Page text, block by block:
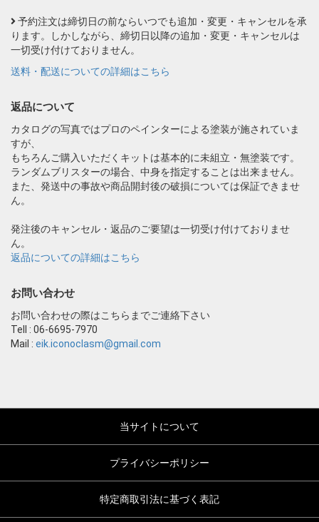
予約注文は締切日の前ならいつでも追加・変更・キャンセルを承
ります。しかしながら、締切日以降の追加・変更・キャンセルは
一切受け付けておりません。
送料・配送についての詳細はこちら
返品について
カタログの写真ではプロのペインターによる塗装が施されていま
すが、
もちろんご購入いただくキットは基本的に未組立・無塗装です。
ランダムブリスターの場合、中身を指定することは出来ません。
また、発送中の事故や商品開封後の破損については保証できませ
ん。
発注後のキャンセル・返品のご要望は一切受け付けておりませ
ん。
返品についての詳細はこちら
お問い合わせ
お問い合わせの際はこちらまでご連絡下さい
Tell : 06-6695-7970
Mail : eik.iconoclasm@gmail.com
当サイトについて
プライバシーポリシー
特定商取引法に基づく表記